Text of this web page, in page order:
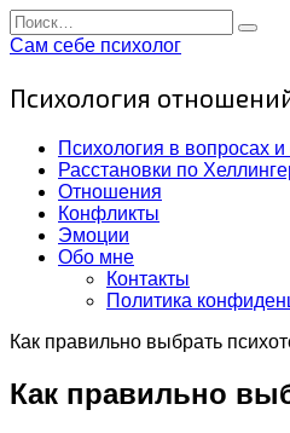
Перейти
к
Search
for:
Сам себе психолог
Психология
Психология в вопросах и
Расстановки по
Отношения
Конфликты
Эмоции
Обо мне
Контакты
Политика
Как правильно выбрать
Как правильно